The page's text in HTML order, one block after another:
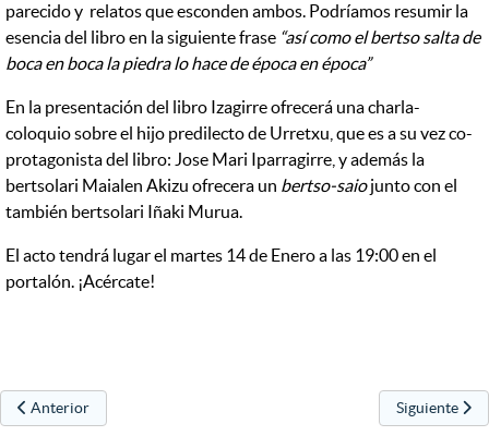
parecido y relatos que esconden ambos. Podríamos resumir la
esencia del libro en la siguiente frase “así como el bertso salta de
boca en boca la piedra lo hace de época en época”
En la presentación del libro Izagirre ofrecerá una charla-
coloquio sobre el hijo predilecto de Urretxu, que es a su vez co-
protagonista del libro: Jose Mari Iparragirre, y además la
bertsolari Maialen Akizu ofrecera un bertso-saiojunto con el
también bertsolari Iñaki Murua.
El acto tendrá lugar el martes 14 de Enero a las 19:00 en el
portalón. ¡Acércate!
Artículo anterior: Resultados Iparragirre Sariak 2019
Anterior Artículo
Siguiente